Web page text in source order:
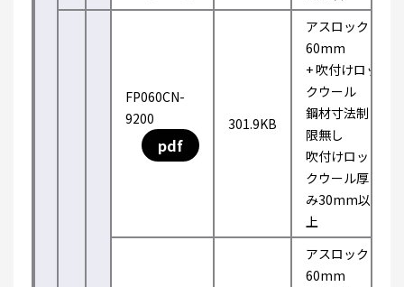
FP060CN-
9200
pdf
301.9KB
アスロック
60mm
+ 吹付けロッ
クウール
鋼材寸法制
限無し
吹付けロッ
クウール厚
み30mm以
上
アスロック
60mm